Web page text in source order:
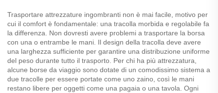
Trasportare attrezzature ingombranti non è mai facile, motivo per
cui il comfort è fondamentale: una tracolla morbida e regolabile fa
la differenza. Non dovresti avere problemi a trasportare la borsa
con una o entrambe le mani. Il design della tracolla deve avere
una larghezza sufficiente per garantire una distribuzione uniforme
del peso durante tutto il trasporto. Per chi ha più attrezzatura,
alcune borse da viaggio sono dotate di un comodissimo sistema a
due tracolle per essere portate come uno zaino, così le mani
restano libere per oggetti come una pagaia o una tavola. Ogni